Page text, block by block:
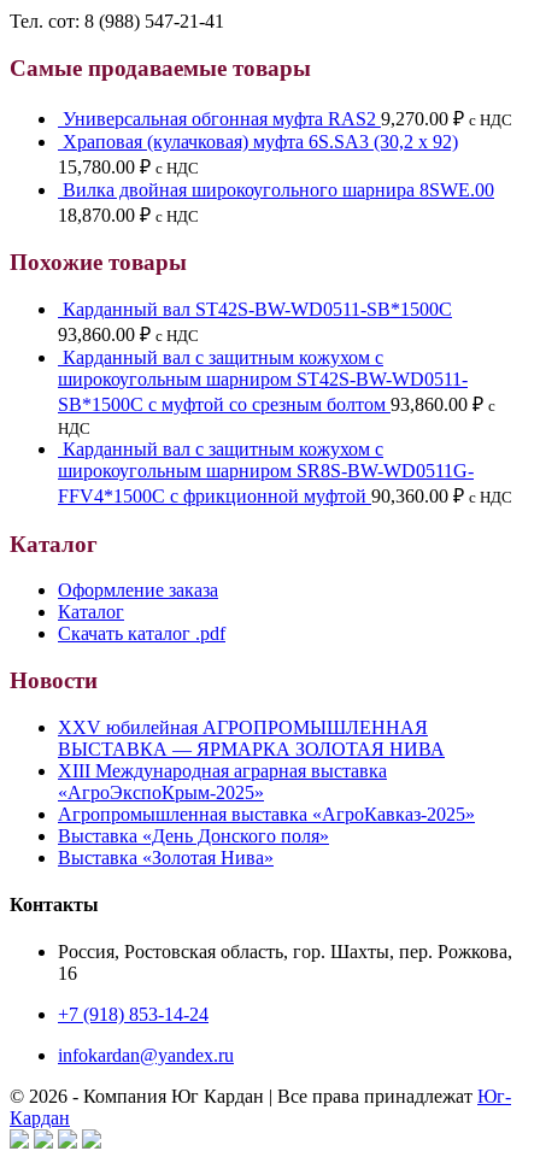
Тел. сот: 8 (988) 547-21-41
Самые продаваемые товары
Универсальная обгонная муфта RAS2 9,270.00 ₽ с НДС
Храповая (кулачковая) муфта 6S.SA3 (30,2 х 92)
15,780.00 ₽ с НДС
Вилка двойная широкоугольного шарнира 8SWЕ.00
18,870.00 ₽ с НДС
Похожие товары
Карданный вал ST42S-BW-WD0511-SB*1500C
93,860.00 ₽ с НДС
Карданный вал с защитным кожухом с
широкоугольным шарниром ST42S-BW-WD0511-
SB*1500C с муфтой со срезным болтом 93,860.00 ₽ с
НДС
Карданный вал с защитным кожухом с
широкоугольным шарниром SR8S-BW-WD0511G-
FFV4*1500C с фрикционной муфтой 90,360.00 ₽ с НДС
Каталог
Оформление заказа
Каталог
Скачать каталог .pdf
Новости
XXV юбилейная АГРОПРОМЫШЛЕННАЯ
ВЫСТАВКА — ЯРМАРКА ЗОЛОТАЯ НИВА
XIII Международная аграрная выставка
«АгроЭкспоКрым-2025»
Агропромышленная выставка «АгроКавказ-2025»
Выставка «День Донского поля»
Выставка «Золотая Нива»
Контакты
Россия, Ростовская область, гор. Шахты, пер. Рожкова,
16
+7 (918) 853-14-24
infokardan@yandex.ru
© 2026 - Компания Юг Кардан | Все права принадлежат Юг-
Кардан